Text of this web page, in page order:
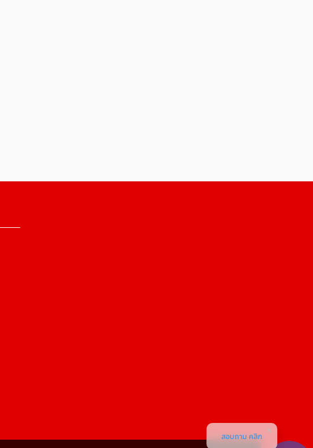
สอบถาม คลิก